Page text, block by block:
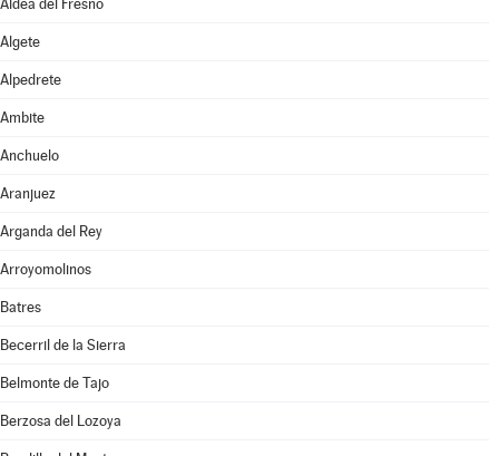
Aldea del Fresno
Algete
Alpedrete
Ambite
Anchuelo
Aranjuez
Arganda del Rey
Arroyomolinos
Batres
Becerril de la Sierra
Belmonte de Tajo
Berzosa del Lozoya